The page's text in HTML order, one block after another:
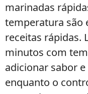
marinadas
temperatura são
receitas rápidas.
minutos com
adicionar sabor
enquanto o